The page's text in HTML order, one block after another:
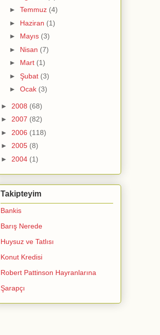
► Temmuz (4)
► Haziran (1)
► Mayıs (3)
► Nisan (7)
► Mart (1)
► Şubat (3)
► Ocak (3)
► 2008 (68)
► 2007 (82)
► 2006 (118)
► 2005 (8)
► 2004 (1)
Takipteyim
Bankis
Barış Nerede
Huysuz ve Tatlısı
Konut Kredisi
Robert Pattinson Hayranlarına
Şarapçı